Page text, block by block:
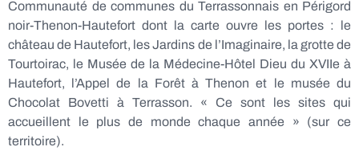
Communauté de communes du Terrassonnais en Périgord
noir-Thenon-Hautefort dont la carte ouvre les portes : le
château de Hautefort, les Jardins de l’Imaginaire, la grotte de
Tourtoirac, le Musée de la Médecine-Hôtel Dieu du XVIIe à
Hautefort, l’Appel de la Forêt à Thenon et le musée du
Chocolat Bovetti à Terrasson. « Ce sont les sites qui
accueillent le plus de monde chaque année » (sur ce
territoire).